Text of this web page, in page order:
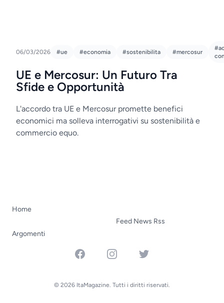
06/03/2026 #ue #economia #sostenibilita #mercosur
UE e Mercosur: Un Futuro Tra
Sfide e Opportunità
L'accordo tra UE e Mercosur promette benefici
economici ma solleva interrogativi su sostenibilità e
commercio equo.
Home
Argomenti
Feed News Rss
FacebookInstagramTwitter
© 2026 ItaMagazine. Tutti i diritti riservati.